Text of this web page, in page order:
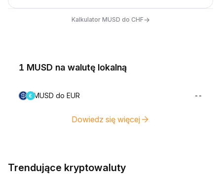
Kalkulator MUSD do CHF→
1 MUSD na walutę lokalną
MUSD do EUR --
Dowiedz się więcej
Trendujące kryptowaluty